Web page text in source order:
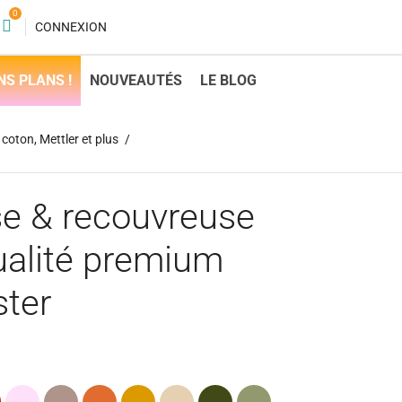
0
CONNEXION
PLANS ! NOUVEAUTÉS LE BLOG
Mettler et plus
& recouvreuse
premium
Rose Taupe OrangeCaramelBeige Kaki
Vert